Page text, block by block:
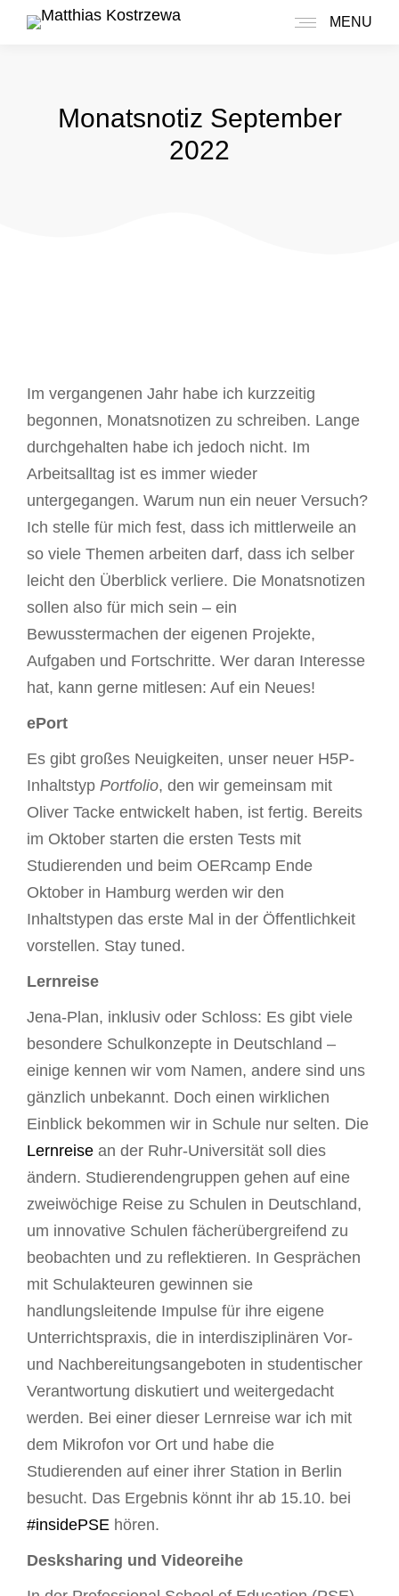
MENU
Monatsnotiz September
2022
Im vergangenen Jahr habe ich kurzzeitig
begonnen, Monatsnotizen zu schreiben. Lange
durchgehalten habe ich jedoch nicht. Im
Arbeitsalltag ist es immer wieder
untergegangen. Warum nun ein neuer Versuch?
Ich stelle für mich fest, dass ich mittlerweile an
so viele Themen arbeiten darf, dass ich selber
leicht den Überblick verliere. Die Monatsnotizen
sollen also für mich sein – ein
Bewusstermachen der eigenen Projekte,
Aufgaben und Fortschritte. Wer daran Interesse
hat, kann gerne mitlesen: Auf ein Neues!
ePort
Es gibt großes Neuigkeiten, unser neuer H5P-
Inhaltstyp Portfolio, den wir gemeinsam mit
Oliver Tacke entwickelt haben, ist fertig. Bereits
im Oktober starten die ersten Tests mit
Studierenden und beim OERcamp Ende
Oktober in Hamburg werden wir den
Inhaltstypen das erste Mal in der Öffentlichkeit
vorstellen. Stay tuned.
Lernreise
Jena-Plan, inklusiv oder Schloss: Es gibt viele
besondere Schulkonzepte in Deutschland –
einige kennen wir vom Namen, andere sind uns
gänzlich unbekannt. Doch einen wirklichen
Einblick bekommen wir in Schule nur selten. Die
Lernreise an der Ruhr-Universität soll dies
ändern. Studierendengruppen gehen auf eine
zweiwöchige Reise zu Schulen in Deutschland,
um innovative Schulen fächerübergreifend zu
beobachten und zu reflektieren. In Gesprächen
mit Schulakteuren gewinnen sie
handlungsleitende Impulse für ihre eigene
Unterrichtspraxis, die in interdisziplinären Vor-
und Nachbereitungsangeboten in studentischer
Verantwortung diskutiert und weitergedacht
werden. Bei einer dieser Lernreise war ich mit
dem Mikrofon vor Ort und habe die
Studierenden auf einer ihrer Station in Berlin
besucht. Das Ergebnis könnt ihr ab 15.10. bei
#insidePSE hören.
Desksharing und Videoreihe